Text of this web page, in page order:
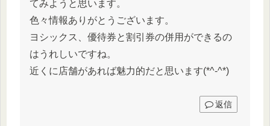
てみようと思います。
色々情報ありがとうございます。
ヨシックス、優待券と割引券の併用ができるの
はうれしいですね。
近くに店舗があれば魅力的だと思います(*^-^*)
返信